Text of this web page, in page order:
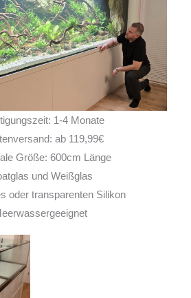
1-4 Monate
ab 119,99€
Größe: 600cm Länge
und Weißglas
oder transparenten Silikon